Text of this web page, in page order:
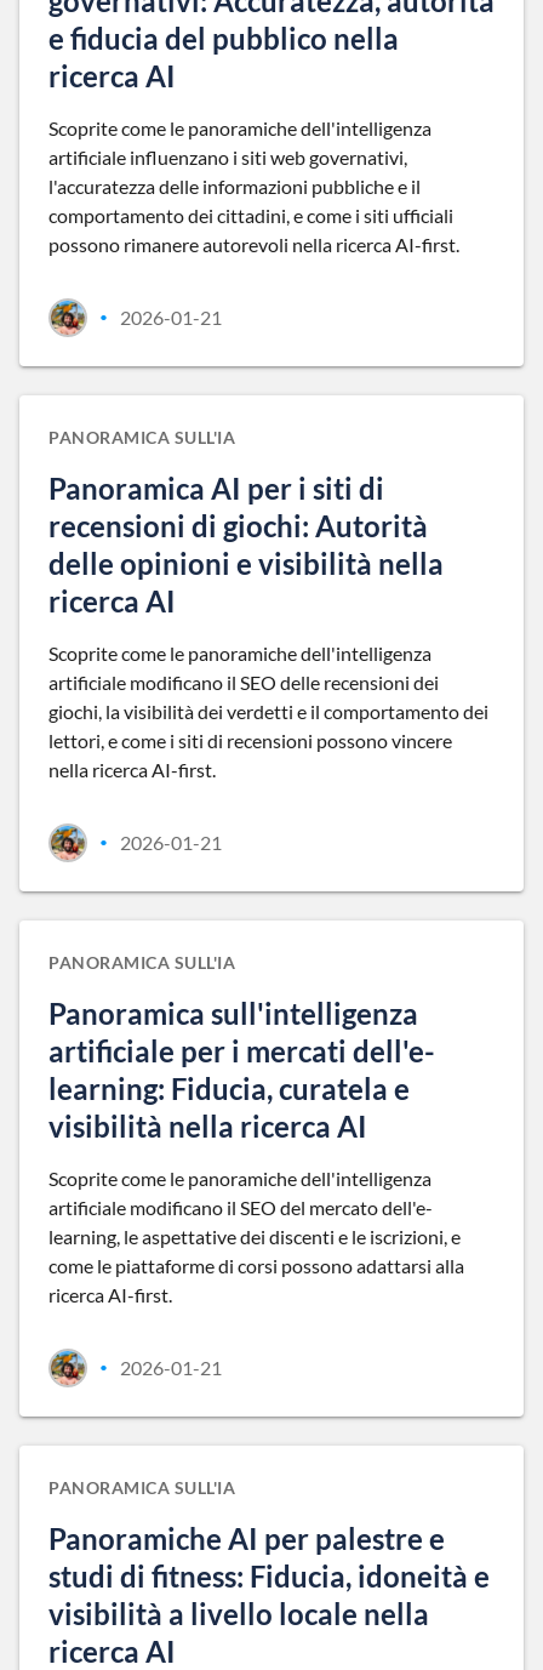
e fiducia del pubblico nella
ricerca AI
Scoprite come le panoramiche dell'intelligenza
artificiale influenzano i siti web governativi,
l'accuratezza delle informazioni pubbliche e il
comportamento dei cittadini, e come i siti ufficiali
possono rimanere autorevoli nella ricerca AI-first.
• 2026-01-21
PANORAMICA SULL'IA
Panoramica AI per i siti di
recensioni di giochi: Autorità
delle opinioni e visibilità nella
ricerca AI
Scoprite come le panoramiche dell'intelligenza
artificiale modificano il SEO delle recensioni dei
giochi, la visibilità dei verdetti e il comportamento dei
lettori, e come i siti di recensioni possono vincere
nella ricerca AI-first.
• 2026-01-21
PANORAMICA SULL'IA
Panoramica sull'intelligenza
artificiale per i mercati dell'e-
learning: Fiducia, curatela e
visibilità nella ricerca AI
Scoprite come le panoramiche dell'intelligenza
artificiale modificano il SEO del mercato dell'e-
learning, le aspettative dei discenti e le iscrizioni, e
come le piattaforme di corsi possono adattarsi alla
ricerca AI-first.
• 2026-01-21
PANORAMICA SULL'IA
Panoramiche AI per palestre e
studi di fitness: Fiducia, idoneità e
visibilità a livello locale nella
ricerca AI